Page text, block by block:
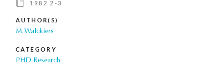
1982 2-3
AUTHOR(S)
M. Walckiers
CATEGORY
PHD Research